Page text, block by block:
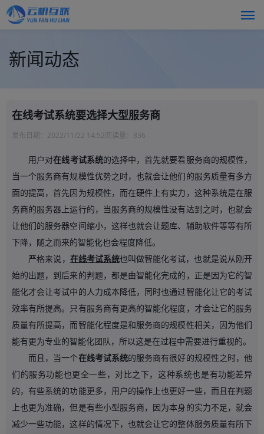
新闻动态
在线考试系统要选择大型服务商
发布日期： 2022/11/22 14:52阅读量： 836
用户对在线考试系统的选择中，首先就要看服务商的规模性，
当一个服务商有规模性优势之时，也就会让他们的服务质量有多方
面的提高，首先因为规模性，而在硬件上有实力，这种系统是在服
务商的服务器上运行的，当服务商的规模性没有达到之时，也就会
让他们的服务器空间缩小，这样也就会让题库、辅助软件等等有所
下降，随之而来的智能化也会程度降低。
严格来说， 在线考试系统也叫做智能化考试，也就是说从刚开
始的出题，到后来的判题，都是由智能化完成的，正是因为它的智
能化才会让考试中的人力成本降低，同时也通过智能化让它的考试
效率有所提高。只有服务商有更高的智能化程度，才会让它的服务
质量有所提高，而智能化程度是和服务商的规模性相关，因为他们
能有更为专业的智能化团队，所以这是在过程中需要进行重视的。
而且，当一个在线考试系统的服务商有很好的规模性之时，他
们的服务功能也更全一些，对比之下，这种系统也是有功能差异
的，有些系统的功能更多，用户的操作上也更好一些，而且在判题
上也更为准确，但是有些小型服务商，因为本身的实力不足，就会
减少一些功能，这样的情况下，也就会让它的整体服务质量有所下